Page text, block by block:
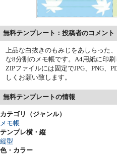
無料テンプレート：投稿者のコメント
上品な白抜きのもみじをあしらった
な8分割のメモ帳です。A4用紙に印
ZIPファイルには固定でJPG、PNG、
しくお願い致します。
無料テンプレートの情報
カテゴリ（ジャンル）
メモ帳
テンプレ横・縦
縦型
色・カラー